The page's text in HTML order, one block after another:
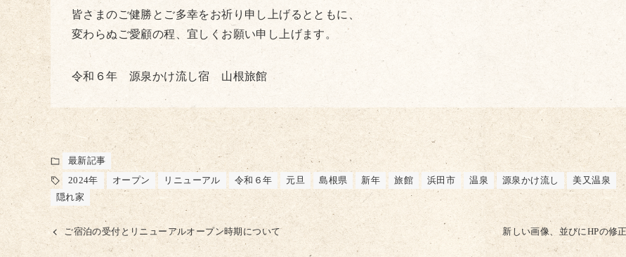
皆さまのご健勝とご多幸をお祈り申し上げるとともに、
変わらぬご愛顧の程、宜しくお願い申し上げます。
令和６年 源泉かけ流し宿 山根旅館
最新記事
2024年
オープン リニューアル 令和６年 元旦 島根県 新年 旅館 浜田市 温泉 源泉かけ流し
美又温泉
隠れ家
ご宿泊の受付とリニューアルオープン時期について 新しい画像、並びにHPの修正